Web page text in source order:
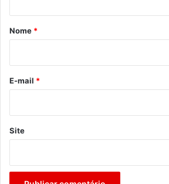
r
*
Nome *
E-mail *
Site